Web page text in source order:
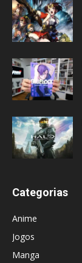
Categorias
Anime
Jogos
Manga